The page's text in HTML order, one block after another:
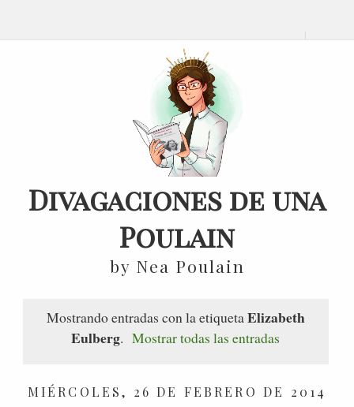
Divagaciones de una
Poulain
by Nea Poulain
Mostrando entradas con la etiquetaElizabeth
Eulberg. Mostrar todas las entradas
MIÉRCOLES, 26 DE FEBRERO DE 2014